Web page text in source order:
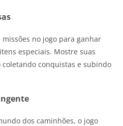
no jogo para ganhar
especiais. Mostre suas
conquistas e subindo
dos caminhões, o jogo